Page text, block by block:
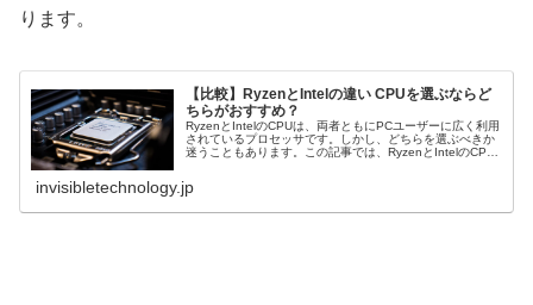
ります。
【比較】RyzenとIntelの違い CPUを選ぶならど
ちらがおすすめ？
RyzenとIntelのCPUは、両者ともにPCユーザーに広く利用
されているプロセッサです。しかし、どちらを選ぶべきか
迷うこともあります。この記事では、RyzenとIntelのCPU
invisibletechnology.jp